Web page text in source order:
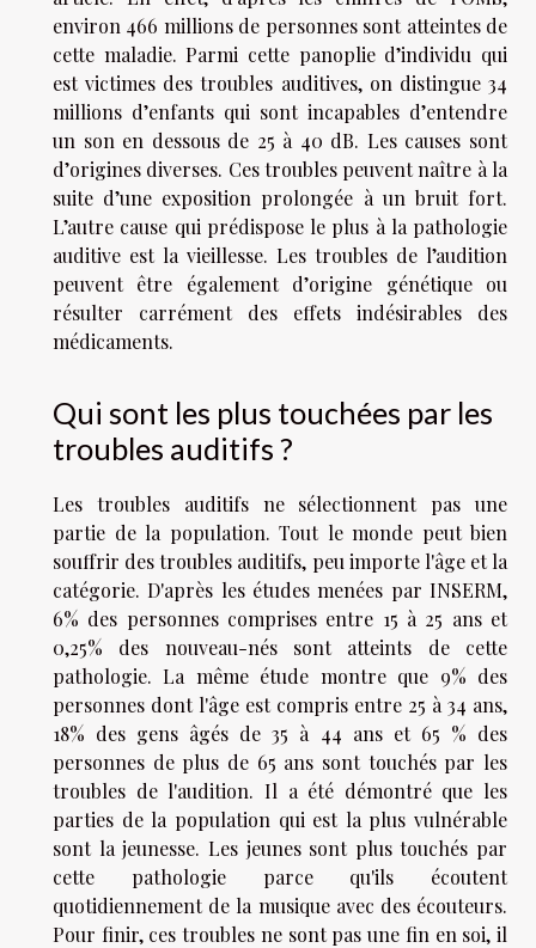
environ 466 millions de personnes sont atteintes de
cette maladie. Parmi cette panoplie d’individu qui
est victimes des troubles auditives, on distingue 34
millions d’enfants qui sont incapables d’entendre
un son en dessous de 25 à 40 dB. Les causes sont
d’origines diverses. Ces troubles peuvent naître à la
suite d’une exposition prolongée à un bruit fort.
L’autre cause qui prédispose le plus à la pathologie
auditive est la vieillesse. Les troubles de l’audition
peuvent être également d’origine génétique ou
résulter carrément des effets indésirables des
médicaments.
Qui sont les plus touchées par les
troubles auditifs ?
Les troubles auditifs ne sélectionnent pas une
partie de la population. Tout le monde peut bien
souffrir des troubles auditifs, peu importe l'âge et la
catégorie. D'après les études menées par INSERM,
6% des personnes comprises entre 15 à 25 ans et
0,25% des nouveau-nés sont atteints de cette
pathologie. La même étude montre que 9% des
personnes dont l'âge est compris entre 25 à 34 ans,
18% des gens âgés de 35 à 44 ans et 65 % des
personnes de plus de 65 ans sont touchés par les
troubles de l'audition. Il a été démontré que les
parties de la population qui est la plus vulnérable
sont la jeunesse. Les jeunes sont plus touchés par
cette pathologie parce qu'ils écoutent
quotidiennement de la musique avec des écouteurs.
Pour finir, ces troubles ne sont pas une fin en soi, il